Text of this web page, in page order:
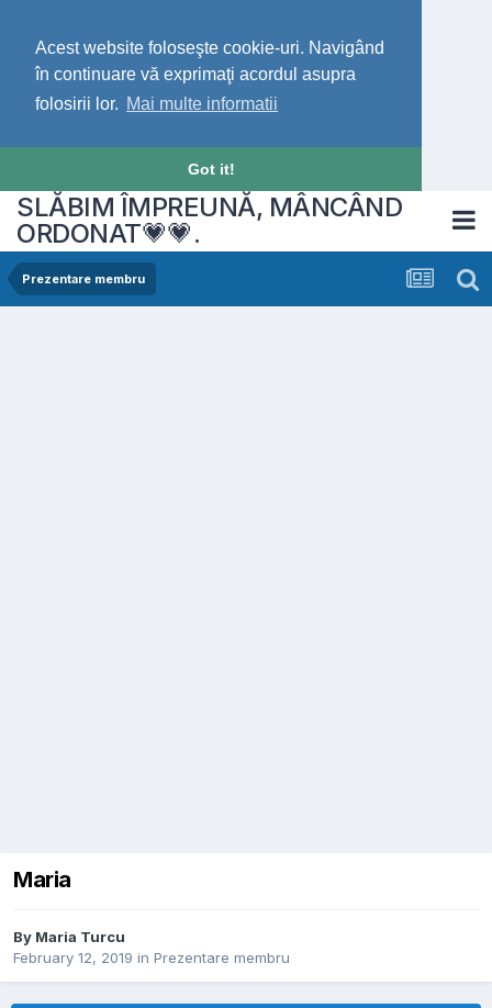
Acest website foloseşte cookie-uri. Navigând
în continuare vă exprimaţi acordul asupra
folosirii lor. Mai multe informatii
Got it!
SLĂBIM ÎMPREUNĂ, MÂNCÂND
ORDONAT💗💗.
Prezentare membru
Maria
By Maria Turcu
February 12, 2019 in Prezentare membru